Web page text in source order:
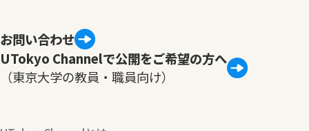
お問い合わせ
UTokyo Channelで公開をご希望の方へ
（東京大学の教員・職員向け）